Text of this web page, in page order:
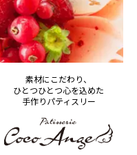
素材にこだわり、
ひとつひとつ心を込めた
手作りパティスリー